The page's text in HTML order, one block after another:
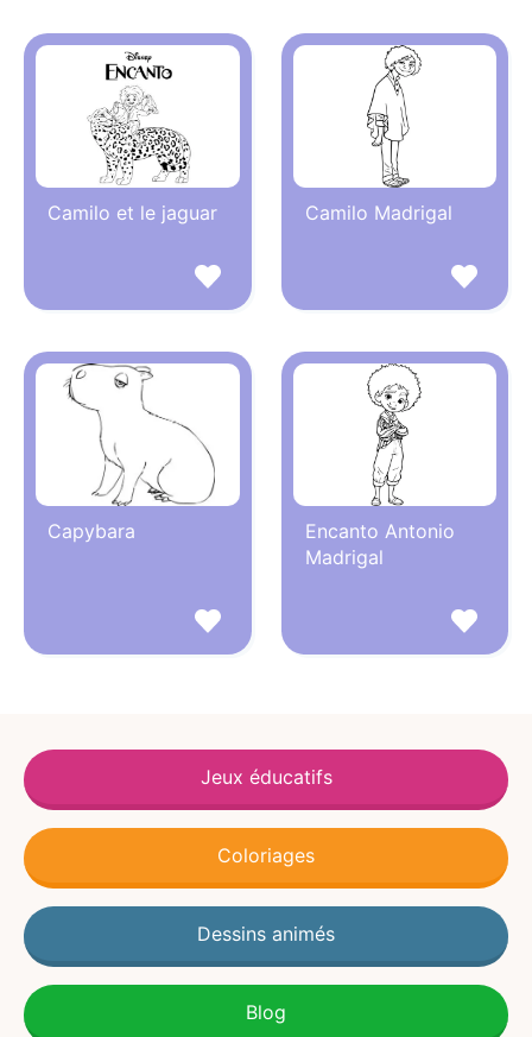
Camilo et le jaguar Camilo Madrigal
Capybara
Encanto Antonio
Madrigal
Jeux éducatifs
Coloriages
Dessins animés
Blog